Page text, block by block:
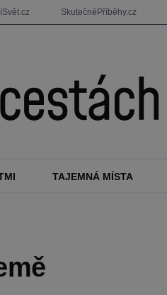
SkutečnéPříběhy.cz
TAJEMNÁ MÍSTA